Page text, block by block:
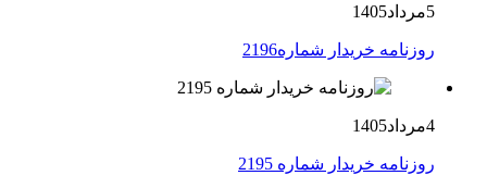
5مرداد1405
روزنامه خریدار شماره2196
4مرداد1405
روزنامه خریدار شماره 2195